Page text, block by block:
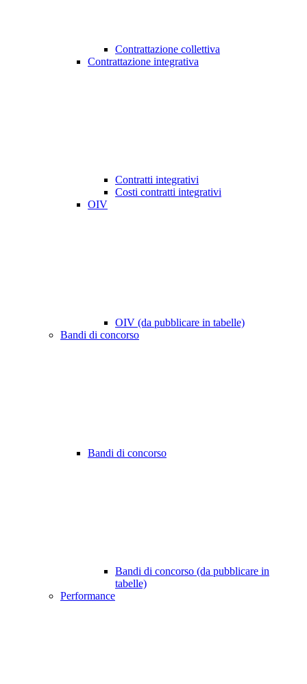
Contrattazione collettiva
Contrattazione integrativa
Contratti integrativi
Costi contratti integrativi
OIV
OIV (da pubblicare in tabelle)
Bandi di concorso
Bandi di concorso
Bandi di concorso (da pubblicare in
tabelle)
Performance